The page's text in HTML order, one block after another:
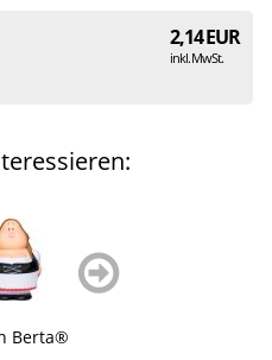
2,14 EUR
inkl. MwSt.
Berta®
weiter
blättern